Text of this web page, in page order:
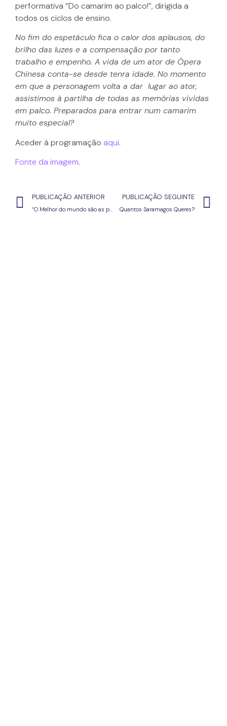
performativa “Do camarim ao palco!”, dirigida a
todos os ciclos de ensino.
No fim do espetáculo fica o calor dos aplausos, do
brilho das luzes e a compensação por tanto
trabalho e empenho. A vida de um ator de Ópera
Chinesa conta-se desde tenra idade. No momento
em que a personagem volta a dar lugar ao ator,
assistimos à partilha de todas as memórias vividas
em palco. Preparados para entrar num camarim
muito especial?
Aceder à programação aqui.
Fonte da imagem.
PUBLICAÇÃO ANTERIOR PUBLICAÇÃO SEGUINTE
Quantos Saramagos Queres?